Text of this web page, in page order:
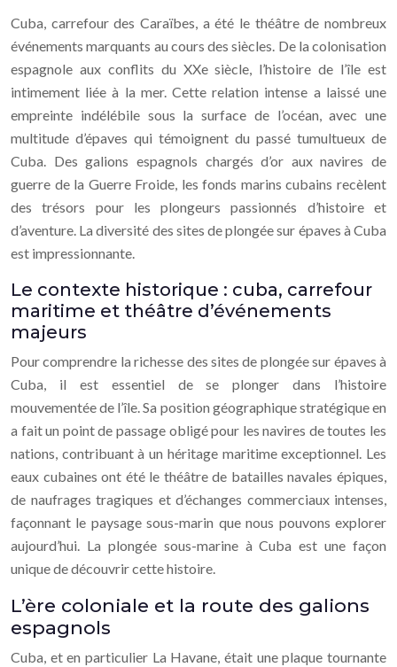
Cuba, carrefour des Caraïbes, a été le théâtre de nombreux
événements marquants au cours des siècles. De la colonisation
espagnole aux conflits du XXe siècle, l’histoire de l’île est
intimement liée à la mer. Cette relation intense a laissé une
empreinte indélébile sous la surface de l’océan, avec une
multitude d’épaves qui témoignent du passé tumultueux de
Cuba. Des galions espagnols chargés d’or aux navires de
guerre de la Guerre Froide, les fonds marins cubains recèlent
des trésors pour les plongeurs passionnés d’histoire et
d’aventure. La diversité des sites de plongée sur épaves à Cuba
est impressionnante.
Le contexte historique : cuba, carrefour
maritime et théâtre d’événements
majeurs
Pour comprendre la richesse des sites de plongée sur épaves à
Cuba, il est essentiel de se plonger dans l’histoire
mouvementée de l’île. Sa position géographique stratégique en
a fait un point de passage obligé pour les navires de toutes les
nations, contribuant à un héritage maritime exceptionnel. Les
eaux cubaines ont été le théâtre de batailles navales épiques,
de naufrages tragiques et d’échanges commerciaux intenses,
façonnant le paysage sous-marin que nous pouvons explorer
aujourd’hui. La plongée sous-marine à Cuba est une façon
unique de découvrir cette histoire.
L’ère coloniale et la route des galions
espagnols
Cuba, et en particulier La Havane, était une plaque tournante